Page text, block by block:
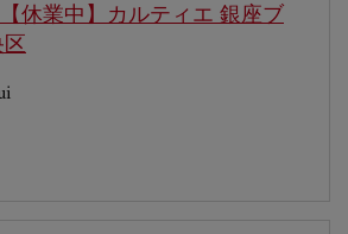
休業中】カルティエ 銀座ブ